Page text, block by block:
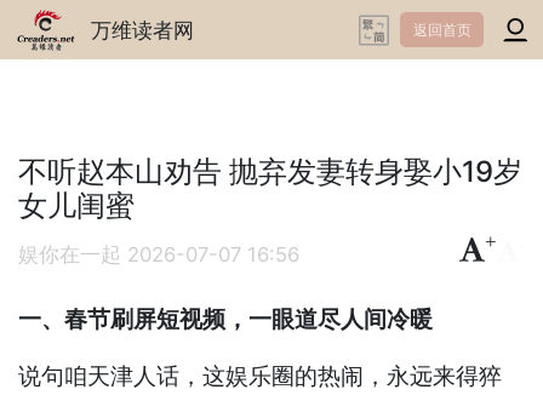
万维读者网 返回首页
不听赵本山劝告 抛弃发妻转身娶小19岁
女儿闺蜜
娱你在一起 2026-07-07 16:56
+
一、春节刷屏短视频，一眼道尽人间冷暖
说句咱天津人话，这娱乐圈的热闹，永远来得猝